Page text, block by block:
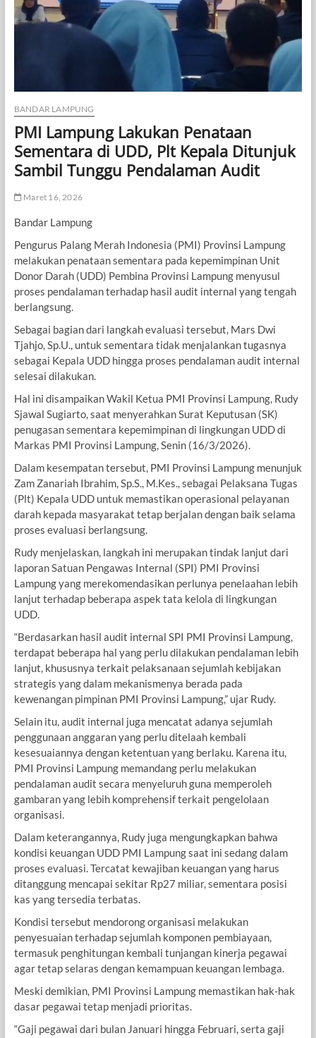
BANDAR LAMPUNG
PMI Lampung Lakukan Penataan
Sementara di UDD, Plt Kepala Ditunjuk
Sambil Tunggu Pendalaman Audit
Maret 16, 2026
Bandar Lampung
Pengurus Palang Merah Indonesia (PMI) Provinsi Lampung
melakukan penataan sementara pada kepemimpinan Unit
Donor Darah (UDD) Pembina Provinsi Lampung menyusul
proses pendalaman terhadap hasil audit internal yang tengah
berlangsung.
Sebagai bagian dari langkah evaluasi tersebut, Mars Dwi
Tjahjo, Sp.U., untuk sementara tidak menjalankan tugasnya
sebagai Kepala UDD hingga proses pendalaman audit internal
selesai dilakukan.
Hal ini disampaikan Wakil Ketua PMI Provinsi Lampung, Rudy
Sjawal Sugiarto, saat menyerahkan Surat Keputusan (SK)
penugasan sementara kepemimpinan di lingkungan UDD di
Markas PMI Provinsi Lampung, Senin (16/3/2026).
Dalam kesempatan tersebut, PMI Provinsi Lampung menunjuk
Zam Zanariah Ibrahim, Sp.S., M.Kes., sebagai Pelaksana Tugas
(Plt) Kepala UDD untuk memastikan operasional pelayanan
darah kepada masyarakat tetap berjalan dengan baik selama
proses evaluasi berlangsung.
Rudy menjelaskan, langkah ini merupakan tindak lanjut dari
laporan Satuan Pengawas Internal (SPI) PMI Provinsi
Lampung yang merekomendasikan perlunya penelaahan lebih
lanjut terhadap beberapa aspek tata kelola di lingkungan
UDD.
“Berdasarkan hasil audit internal SPI PMI Provinsi Lampung,
terdapat beberapa hal yang perlu dilakukan pendalaman lebih
lanjut, khususnya terkait pelaksanaan sejumlah kebijakan
strategis yang dalam mekanismenya berada pada
kewenangan pimpinan PMI Provinsi Lampung,” ujar Rudy.
Selain itu, audit internal juga mencatat adanya sejumlah
penggunaan anggaran yang perlu ditelaah kembali
kesesuaiannya dengan ketentuan yang berlaku. Karena itu,
PMI Provinsi Lampung memandang perlu melakukan
pendalaman audit secara menyeluruh guna memperoleh
gambaran yang lebih komprehensif terkait pengelolaan
organisasi.
Dalam keterangannya, Rudy juga mengungkapkan bahwa
kondisi keuangan UDD PMI Lampung saat ini sedang dalam
proses evaluasi. Tercatat kewajiban keuangan yang harus
ditanggung mencapai sekitar Rp27 miliar, sementara posisi
kas yang tersedia terbatas.
Kondisi tersebut mendorong organisasi melakukan
penyesuaian terhadap sejumlah komponen pembiayaan,
termasuk penghitungan kembali tunjangan kinerja pegawai
agar tetap selaras dengan kemampuan keuangan lembaga.
Meski demikian, PMI Provinsi Lampung memastikan hak-hak
dasar pegawai tetap menjadi prioritas.
“Gaji pegawai dari bulan Januari hingga Februari, serta gaji